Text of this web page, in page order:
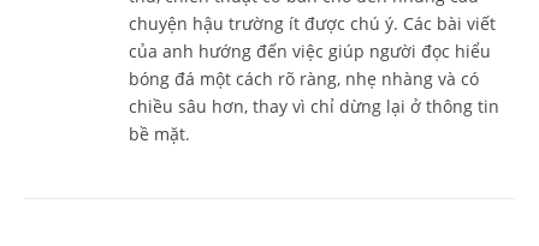
chuyện hậu trường ít được chú ý. Các bài viết
của anh hướng đến việc giúp người đọc hiểu
bóng đá một cách rõ ràng, nhẹ nhàng và có
chiều sâu hơn, thay vì chỉ dừng lại ở thông tin
bề mặt.